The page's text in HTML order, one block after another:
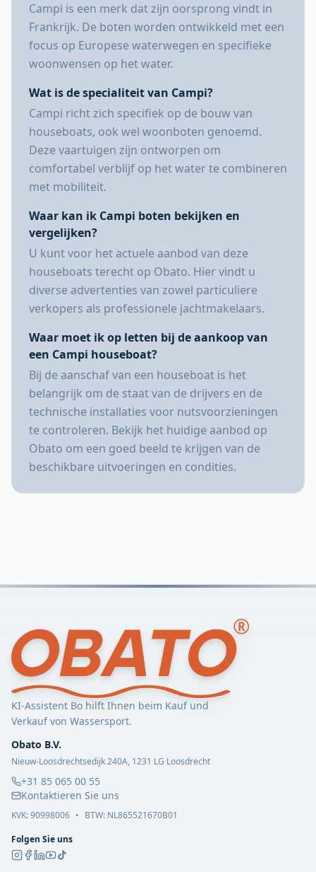
Campi is een merk dat zijn oorsprong vindt in
Frankrijk. De boten worden ontwikkeld met een
focus op Europese waterwegen en specifieke
woonwensen op het water.
Wat is de specialiteit van Campi?
Campi richt zich specifiek op de bouw van
houseboats, ook wel woonboten genoemd.
Deze vaartuigen zijn ontworpen om
comfortabel verblijf op het water te combineren
met mobiliteit.
Waar kan ik Campi boten bekijken en
vergelijken?
U kunt voor het actuele aanbod van deze
houseboats terecht op Obato. Hier vindt u
diverse advertenties van zowel particuliere
verkopers als professionele jachtmakelaars.
Waar moet ik op letten bij de aankoop van
een Campi houseboat?
Bij de aanschaf van een houseboat is het
belangrijk om de staat van de drijvers en de
technische installaties voor nutsvoorzieningen
te controleren. Bekijk het huidige aanbod op
Obato om een goed beeld te krijgen van de
beschikbare uitvoeringen en condities.
KI-Assistent Bo hilft Ihnen beim Kauf und
Verkauf von Wassersport.
Obato B.V.
Nieuw-Loosdrechtsedijk 240A, 1231 LG Loosdrecht
+31 85 065 00 55
Kontaktieren Sie uns
KVK:90998006 • BTW: NL865521670B01
Folgen Sie uns